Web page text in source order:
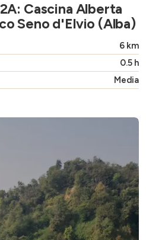
Cascina Alberta
Seno d'Elvio (Alba)
6 km
0.5 h
Media